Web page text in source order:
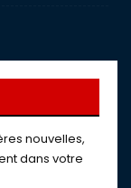
nouvelles,
dans votre